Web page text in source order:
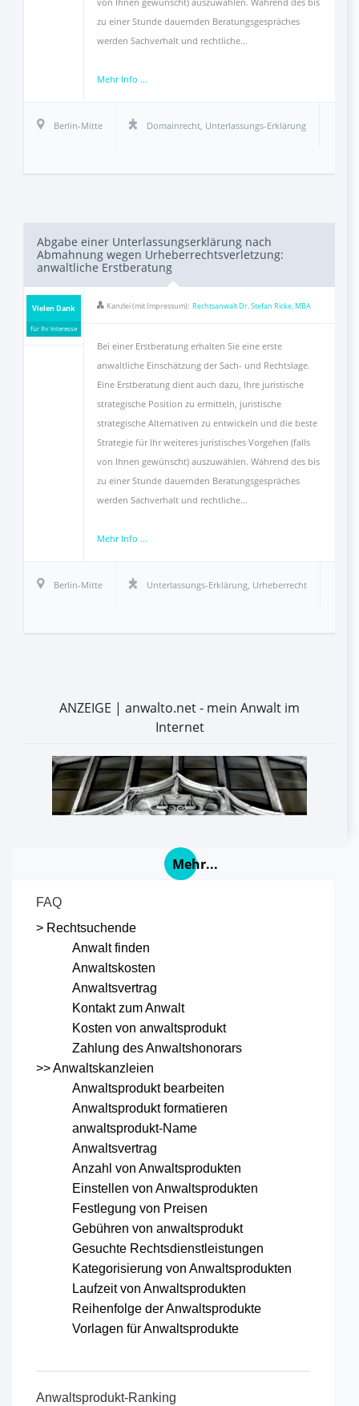
zu einer Stunde dauernden Beratungsgespräches
werden Sachverhalt und rechtliche…
Mehr Info ...
Berlin-Mitte Domainrecht, Unterlassungs-Erklärung
Abgabe einer Unterlassungserklärung nach
Abmahnung wegen Urheberrechtsverletzung:
anwaltliche Erstberatung
Vielen Dank
für Ihr Interesse
Kanzlei (mit Impressum): Rechtsanwalt Dr. Stefan Ricke, MBA
Bei einer Erstberatung erhalten Sie eine erste
anwaltliche Einschätzung der Sach- und Rechtslage.
Eine Erstberatung dient auch dazu, Ihre juristische
strategische Position zu ermitteln, juristische
strategische Alternativen zu entwickeln und die beste
Strategie für Ihr weiteres juristisches Vorgehen (falls
von Ihnen gewünscht) auszuwählen. Während des bis
zu einer Stunde dauernden Beratungsgespräches
werden Sachverhalt und rechtliche…
Mehr Info ...
Berlin-Mitte Unterlassungs-Erklärung, Urheberrecht
ANZEIGE | anwalto.net - mein Anwalt im
Internet
Mehr...
FAQ
> Rechtsuchende
Anwalt finden
Anwaltskosten
Anwaltsvertrag
Kontakt zum Anwalt
Kosten von anwaltsprodukt
Zahlung des Anwaltshonorars
>> Anwaltskanzleien
Anwaltsprodukt bearbeiten
Anwaltsprodukt formatieren
anwaltsprodukt-Name
Anwaltsvertrag
Anzahl von Anwaltsprodukten
Einstellen von Anwaltsprodukten
Festlegung von Preisen
Gebühren von anwaltsprodukt
Gesuchte Rechtsdienstleistungen
Kategorisierung von Anwaltsprodukten
Laufzeit von Anwaltsprodukten
Reihenfolge der Anwaltsprodukte
Vorlagen für Anwaltsprodukte
Anwaltsprodukt-Ranking